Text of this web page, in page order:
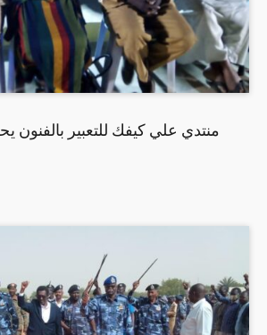
منتدي علي كيفك للتعبير